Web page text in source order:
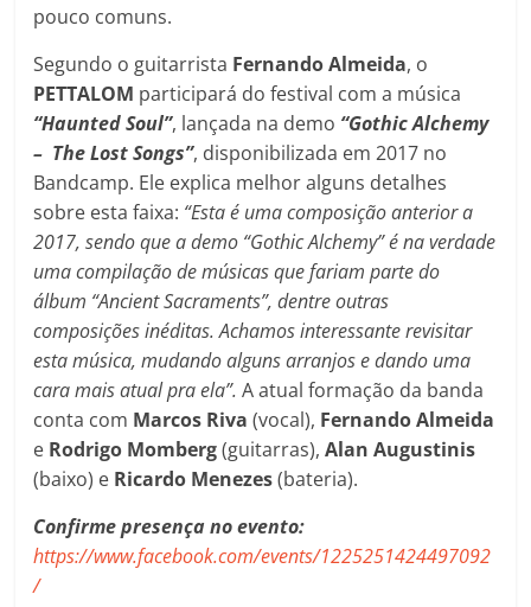
pouco comuns.
Segundo o guitarrista Fernando Almeida, o
PETTALOM participará do festival com a música
“Haunted Soul”, lançada na demo “Gothic Alchemy
– The Lost Songs”, disponibilizada em 2017 no
Bandcamp. Ele explica melhor alguns detalhes
sobre esta faixa: “Esta é uma composição anterior a
2017, sendo que a demo “Gothic Alchemy” é na verdade
uma compilação de músicas que fariam parte do
álbum “Ancient Sacraments”, dentre outras
composições inéditas. Achamos interessante revisitar
esta música, mudando alguns arranjos e dando uma
cara mais atual pra ela”.A atual formação da banda
conta com Marcos Riva(vocal), Fernando Almeida
e Rodrigo Momberg(guitarras),Alan Augustinis
(baixo) e Ricardo Menezes(bateria).
Confirme presença no evento:
https://www.facebook.com/events/1225251424497092
/